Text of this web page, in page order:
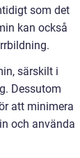
som det
kan också
särskilt i
Dessutom
att minimera
och använda